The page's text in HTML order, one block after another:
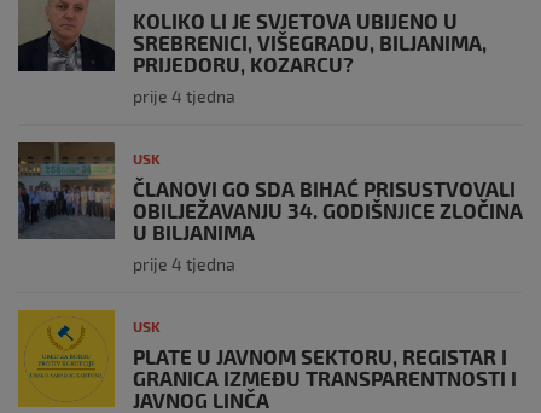
KOLIKO LI JE SVJETOVA UBIJENO U
SREBRENICI, VIŠEGRADU, BILJANIMA,
PRIJEDORU, KOZARCU?
prije 4 tjedna
USK
ČLANOVI GO SDA BIHAĆ PRISUSTVOVALI
OBILJEŽAVANJU 34. GODIŠNJICE ZLOČINA
U BILJANIMA
prije 4 tjedna
USK
PLATE U JAVNOM SEKTORU, REGISTAR I
GRANICA IZMEĐU TRANSPARENTNOSTI I
JAVNOG LINČA